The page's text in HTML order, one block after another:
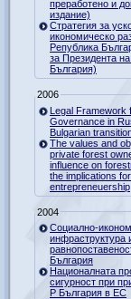
преработено и
издание)
Стратегия за
икономическо
Република
за Президента
България)
2006
Legal Framework
Governance in
Bulgarian
The values and
private forest
influence on
the implications for
entrepreneuership
2004
Социално-
инфраструктура
България
Националната
сигурност при
Р България в ЕС